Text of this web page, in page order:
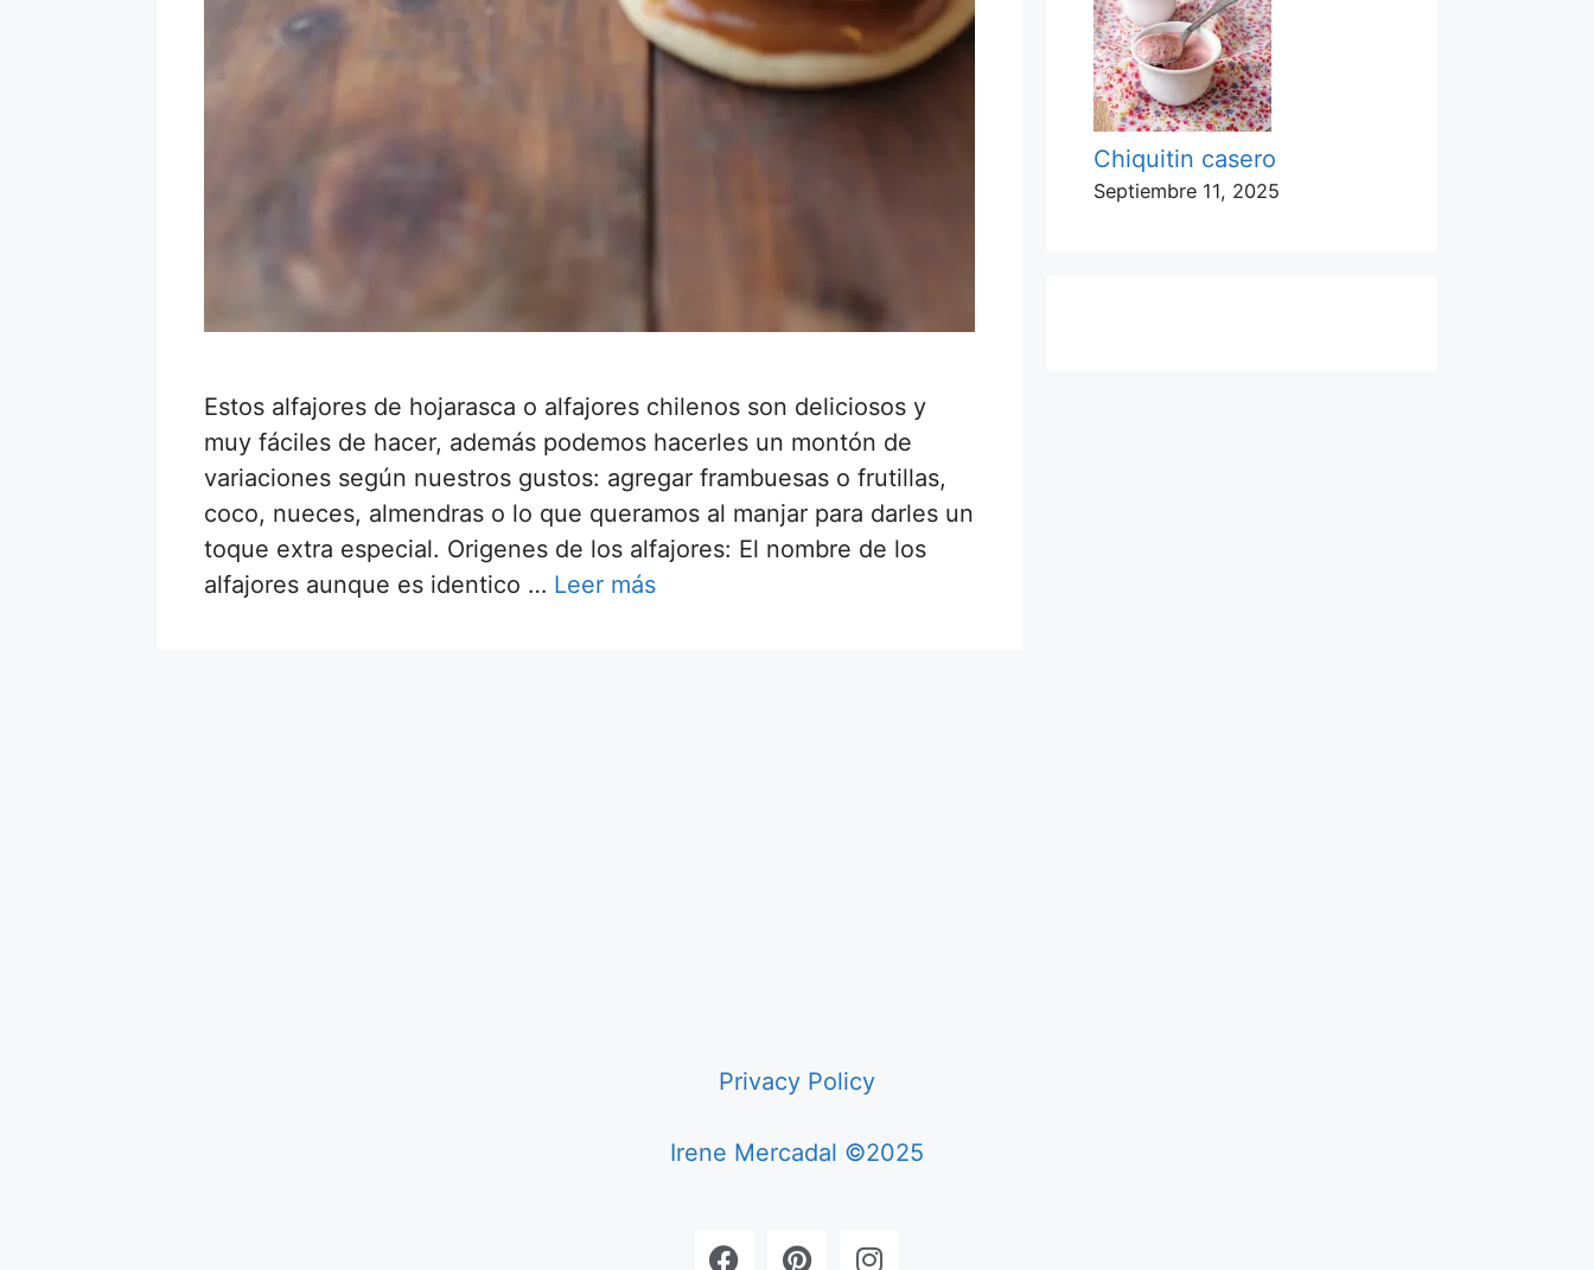
Estos alfajores de hojarasca o alfajores chilenos son deliciosos y
muy fáciles de hacer, además podemos hacerles un montón de
variaciones según nuestros gustos: agregar frambuesas o frutillas,
coco, nueces, almendras o lo que queramos al manjar para darles un
toque extra especial. Origenes de los alfajores: El nombre de los
alfajores aunque es identico … Leer más
Chiquitin casero
Septiembre 11, 2025
Privacy Policy
Irene Mercadal ©2025